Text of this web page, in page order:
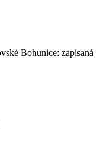
Bohunice: zapísaná